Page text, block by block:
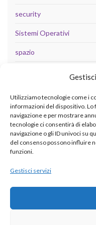
Utilizziamo tecnologie come i
informazioni del dispositivo. Lo
navigazione e per mostrare
tecnologie ci consentirà di
navigazione o gli ID univoci su
del consenso possono influire
funzioni.
Gestisci servizi
security
Sistemi Operativi
spazio
META
Accedi
Feed dei contenuti
Feed dei commenti